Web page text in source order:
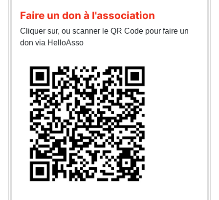
Faire un don à l'association
Cliquer sur, ou scanner le QR Code pour faire un
don via HelloAsso